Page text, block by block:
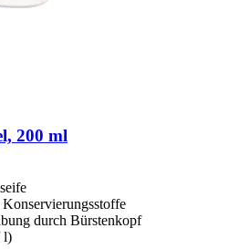
200 ml
durch Bürstenkopf
l)